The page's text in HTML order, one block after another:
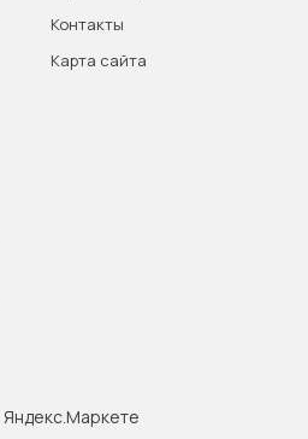
Контакты
Карта сайта